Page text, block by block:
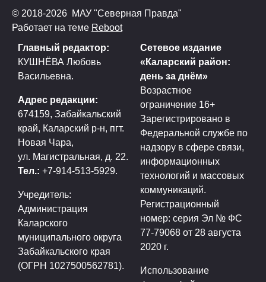
© 2018-2026 МАУ "Северная Правда"
Работает на теме Reboot
Главный редактор:
КУШНЁВА Любовь
Васильевна.
Адрес редакции:
674159, Забайкальский
край, Каларский р-н, пгт.
Новая Чара,
ул. Магистральная, д. 22.
Тел.: +7-914-513-5929.
Учредитель:
Администрация
Каларского
муниципального округа
Забайкальского края
(ОГРН 1027500562781).
Сетевое издание
«Каларский район:
день за днём»
Возрастное
ограничение 16+
Зарегистрировано в
Федеральной службе по
надзору в сфере связи,
информационных
технологий и массовых
коммуникаций.
Регистрационный
номер: серия Эл № ФС
77-79068 от 28 августа
2020 г.
Использование